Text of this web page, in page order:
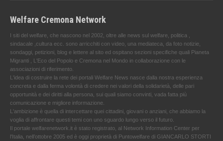
Welfare Cremona Network
I siti del welfare, che nascono nel 2002, oltre alle news sul welfare, politica ,
sindacale ,cultura ecc. sono arricchiti con video, una mediateca, da foto notizie,
sondaggi, petizioni, blog e lettere al sito ed ospitano sezioni specifiche quali Pianeta
Migranti , L'Eco del Popolo e Cremona nel Mondo in collaborazione con le
associazioni di riferimento.
L'idea di costruire la rete dei portali Welfare News nasce dalla nostra esperienza
concreta e dalla ferma volontà di credere nei valori della solidarietà, delle pari
opportunità e dei diritti alla persona, sui quali siamo convinti, vada fatta più
comunicazione e migliore informazione.
L'ambizione è quella di intercettare quei cittadini, giovani o anziani, che abbiamo la
voglia di affrontare questi temi con uno sguardo lungo verso il futuro.
Il portale welfarenetwork.it è stato registrato, al Network Information Center per
l'Italia, nell’ottobre 2005 ed è oggi proprietà di Puntowelfare di GIANCARLO STORTI